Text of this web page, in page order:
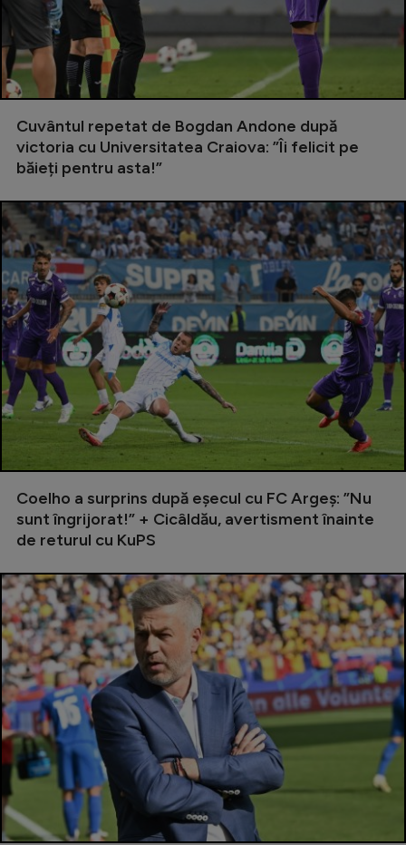
Serie A
Bundesliga
Ligue 1
Campionate
Starurile fotbalului
Stranieri
Clasamente
Tenis
Handbal
Natație
Formula 1
Gimnastică
Auto
Ciclism
Alte sporturi
JO 2024
JO 2026
Intră în cont
Cuvântul repetat de Bogdan Andone după
victoria cu Universitatea Craiova: ”Îi felicit pe
băieți pentru asta!”
Coelho a surprins după eșecul cu FC Argeș: ”Nu
sunt îngrijorat!” + Cicâldău, avertisment înainte
de returul cu KuPS